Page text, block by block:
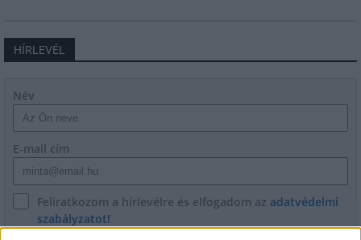
HÍRLEVÉL
Név
E-mail cím
Feliratkozom a hírlevélre és elfogadom az adatvédelmi
szabályzatot!